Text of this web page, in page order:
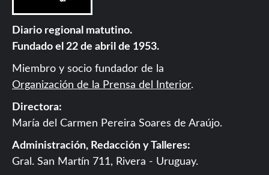
Diario regional matutino.
Fundado el 22 de abril de 1953.
Miembro y socio fundador de la
Organización de la Prensa del Interior.
Directora:
María del Carmen Pereira Soares de Araújo.
Administración, Redacción y Talleres:
Gral. San Martín 711, Rivera - Uruguay.